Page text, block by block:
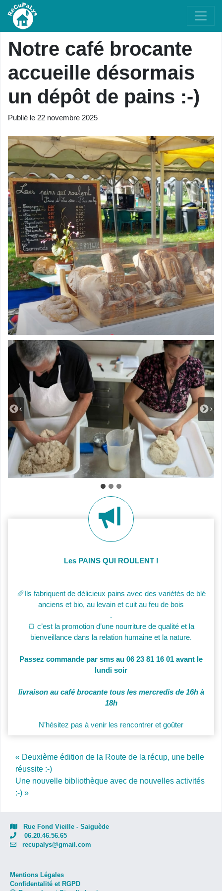
Notre café brocante
accueille désormais
un dépôt de pains :-)
Publié le 22 novembre 2025
Les PAINS QUI ROULENT !
🥖Ils fabriquent de délicieux pains avec des variétés de blé
anciens et bio, au levain et cuit au feu de bois
.
🍞 c’est la promotion d’une nourriture de qualité et la
bienveillance dans la relation humaine et la nature.
Passez commande par sms au 06 23 81 16 01 avant le
lundi soir
livraison au café brocante tous les mercredis de 16h à
18h
N’hésitez pas à venir les rencontrer et goûter
Post navigation
« Deuxième édition de la Route de la récup, une belle
réussite :-)
Une nouvelle bibliothèque avec de nouvelles activités
:-) »
Rue Fond Vieille - Saiguède
06.20.46.56.65
recupalys@gmail.com
Mentions Légales
Confidentalité et RGPD